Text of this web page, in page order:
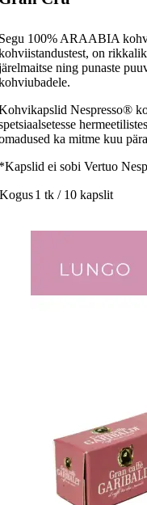
100% ARAABIA
on
ning punaste
Nespresso®
ka mitme kuu
ei sobi Vertuo
Kogus1 tk / 10 kapslit